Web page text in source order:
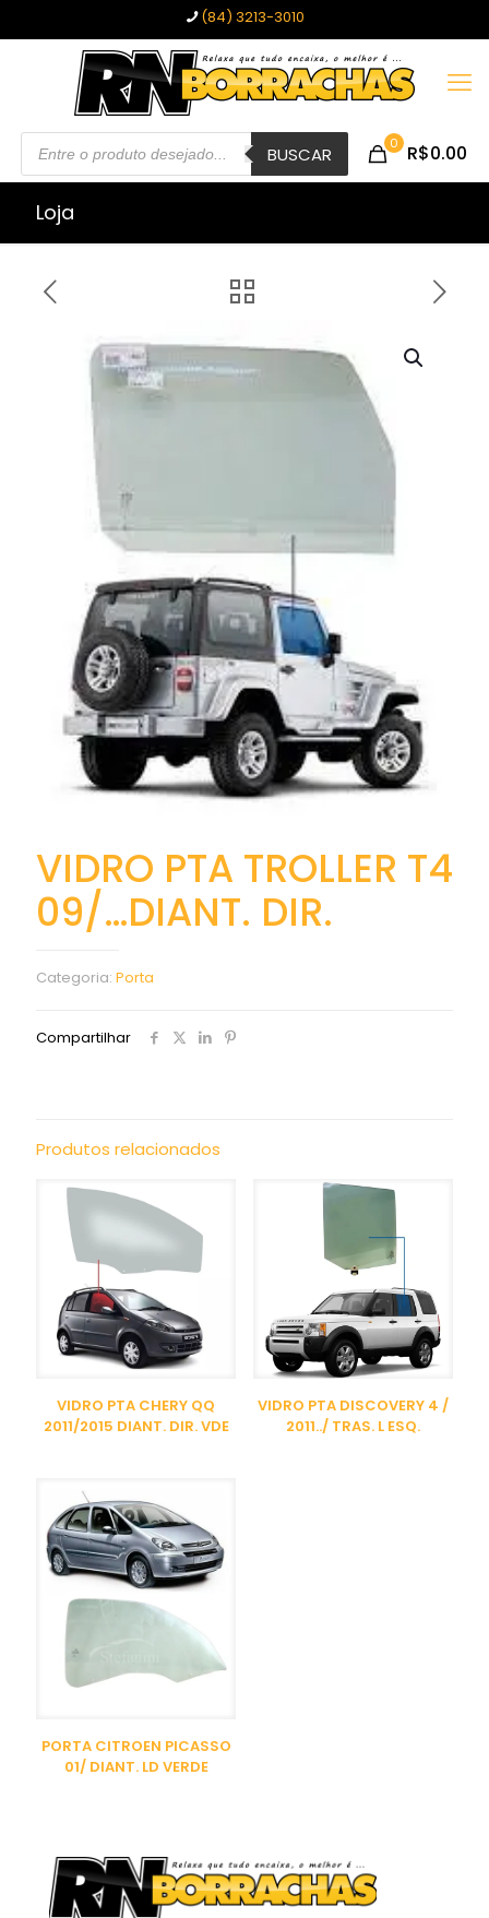
(84) 3213-3010
Pesquisar
produtos BUSCAR 0 R$0.00
Loja
VIDRO PTA TROLLER T4
09/…DIANT. DIR.
Categoria: Porta
Compartilhar
Produtos relacionados
VIDRO PTA CHERY QQ
2011/2015 DIANT. DIR. VDE
VIDRO PTA DISCOVERY 4 /
2011../ TRAS. L ESQ.
PORTA CITROEN PICASSO
01/ DIANT. LD VERDE